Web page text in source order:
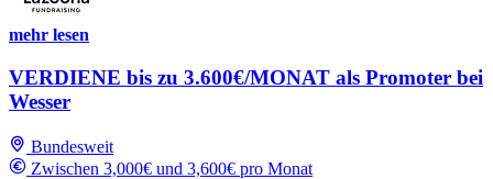
mehr lesen
VERDIENE bis zu 3.600€/MONAT als Promoter bei
Wesser
Bundesweit
Zwischen 3,000€ und 3,600€ pro Monat